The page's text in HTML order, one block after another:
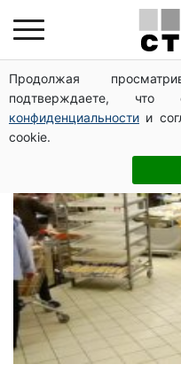
Продолжая
подтверждаете,
конфиденциальности и
cookie.
мясо